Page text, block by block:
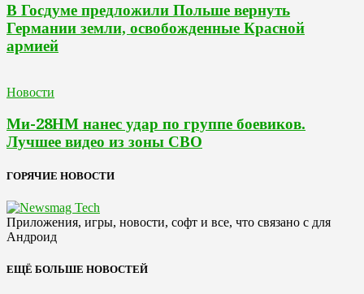
В Госдуме предложили Польше вернуть
Германии земли, освобожденные Красной
армией
Новости
Ми-28НМ нанес удар по группе боевиков.
Лучшее видео из зоны СВО
ГОРЯЧИЕ НОВОСТИ
Приложения, игры, новости, софт и все, что связано с для
Андроид
ЕЩЁ БОЛЬШЕ НОВОСТЕЙ